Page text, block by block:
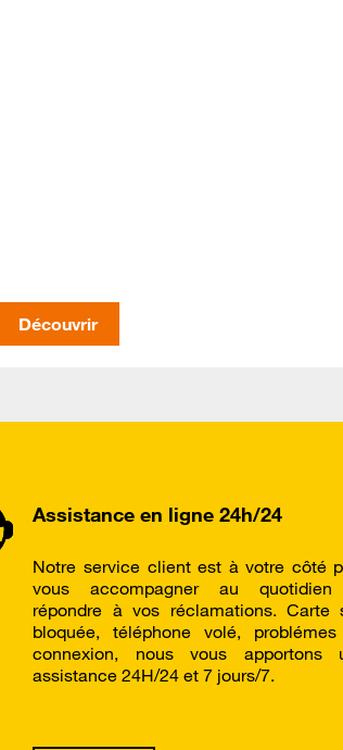
Découvrir
Assistance en ligne 24h/24
Notre service client est à votre côté
vous accompagner au
répondre à vos réclamations. Carte
bloquée, téléphone volé,
connexion, nous vous apportons
assistance 24H/24 et 7 jours/7.